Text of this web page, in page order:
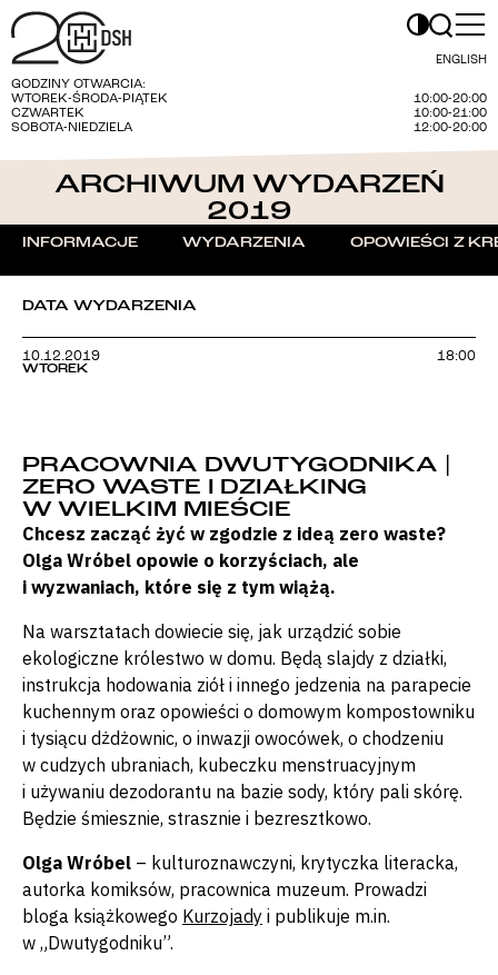
ENGLISH
GODZINY OTWARCIA:
WTOREK-ŚRODA-PIĄTEK
10:00-20:00
CZWARTEK
10:00-21:00
SOBOTA-NIEDZIELA
12:00-20:00
ARCHIWUM WYDARZEŃ
2019
INFORMACJE WYDARZENIA OPOWIEŚCI Z
DATA WYDARZENIA
10.12.2019
WTOREK
18:00
PRACOWNIA DWUTYGODNIKA |
ZERO WASTE I DZIAŁKING
W WIELKIM MIEŚCIE
Chcesz zacząć żyć w zgodzie z ideą zero waste?
Olga Wróbel opowie o korzyściach, ale
i wyzwaniach, które się z tym wiążą.
Na warsztatach dowiecie się, jak urządzić sobie
ekologiczne królestwo w domu. Będą slajdy z działki,
instrukcja hodowania ziół i innego jedzenia na parapecie
kuchennym oraz opowieści o domowym kompostowniku
i tysiącu dżdżownic, o inwazji owocówek, o chodzeniu
w cudzych ubraniach, kubeczku menstruacyjnym
i używaniu dezodorantu na bazie sody, który pali skórę.
Będzie śmiesznie, strasznie i bezresztkowo.
Olga Wróbel – kulturoznawczyni, krytyczka literacka,
autorka komiksów, pracownica muzeum. Prowadzi
bloga książkowego Kurzojady i publikuje m.in.
w „Dwutygodniku”.